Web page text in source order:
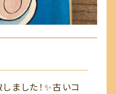
ました！✨古いコ